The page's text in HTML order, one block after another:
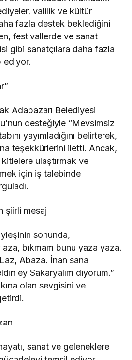
valilik ve kültür
fazla destek beklediğini
festivallerde ve sanat
gibi sanatçılara daha fazla
ediyor.
Adapazarı Belediyesi
desteğiyle “Mevsimsiz
yayımladığını belirterek,
teşekkürlerini iletti. Ancak,
kitlelere ulaştırmak ve
için iş talebinde
şiirli mesaj
sonunda,
bıkmam bunu yaza yaza.
Abaza. İnan sana
ey Sakaryalım diyorum.”
olan sevgisini ve
sanat ve geleneklere